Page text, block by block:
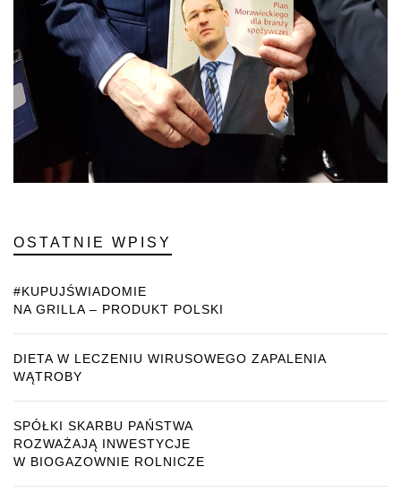
OSTATNIE WPISY
#KUPUJŚWIADOMIE
NA GRILLA – PRODUKT POLSKI
DIETA W LECZENIU WIRUSOWEGO ZAPALENIA
WĄTROBY
SPÓŁKI SKARBU PAŃSTWA
ROZWAŻAJĄ INWESTYCJE
W BIOGAZOWNIE ROLNICZE